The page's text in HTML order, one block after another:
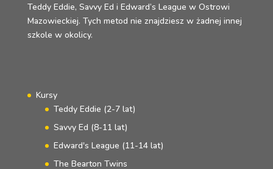
Teddy Eddie, Savvy Ed i Edward’s League w Ostrowi
Mazowieckiej. Tych metod nie znajdziesz w żadnej innej
szkole w okolicy.
Kursy
Teddy Eddie (2-7 lat)
Savvy Ed (8-11 lat)
Edward's League (11-14 lat)
The Bearton Twins